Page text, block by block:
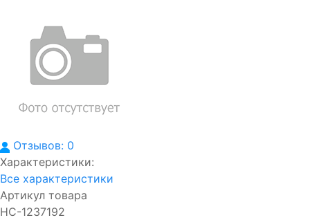
Отзывов: 0
Характеристики:
Все характеристики
Артикул товара
НС-1237192